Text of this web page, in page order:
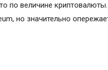
по величине
но значительно